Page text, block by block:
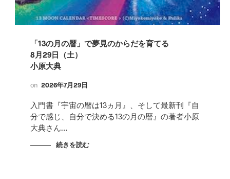
「13の月の暦」で夢見のからだを育てる
8月29日（土）
小原大典
on 2026年7月29日
入門書『宇宙の暦は13ヵ月』、そして最新刊『自
分で感じ、自分で決める13の月の暦』の著者小原
大典さん…
続きを読む